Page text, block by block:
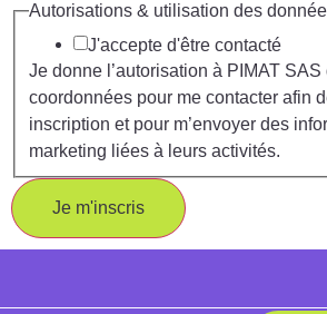
Autorisations & utilisation des
J'accepte d'être contacté
Je donne l’autorisation à PIMAT SAS
coordonnées pour me contacter afin
inscription et pour m’envoyer des
marketing liées à leurs activités.
Je m'inscris